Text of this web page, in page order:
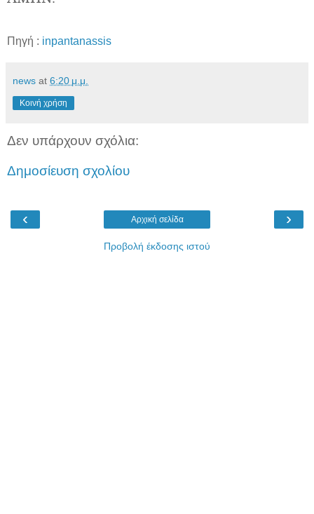
Πηγή : inpantanassis
news at 6:20 μ.μ.
Κοινή χρήση
Δεν υπάρχουν σχόλια:
Δημοσίευση σχολίου
‹ ›
Αρχική σελίδα
Προβολή έκδοσης ιστού